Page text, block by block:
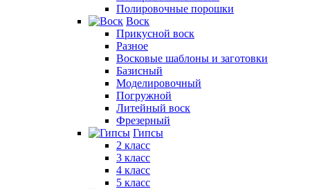
Полировочные порошки
Воск
Прикусной воск
Разное
Восковые шаблоны и заготовки
Базисный
Моделировочный
Погружной
Литейный воск
Фрезерный
Гипсы
2 класс
3 класс
4 класс
5 класс